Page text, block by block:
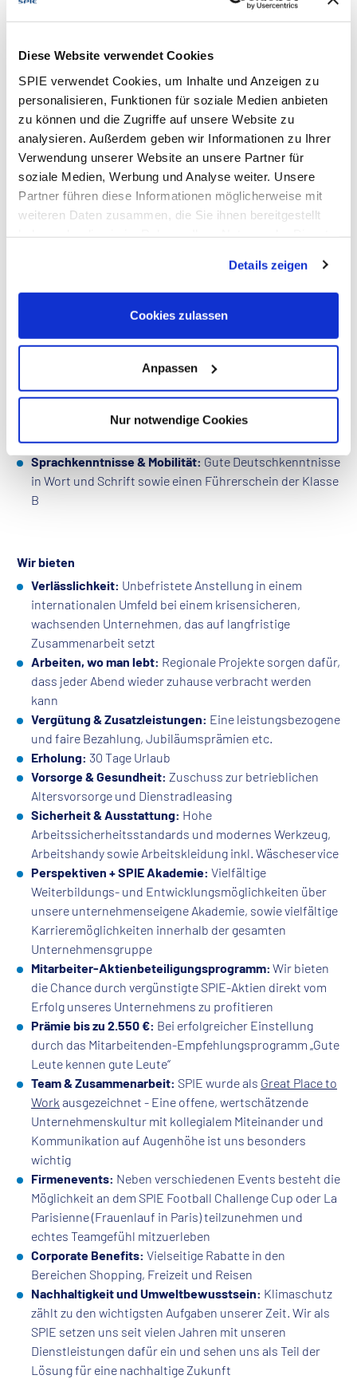
Diese Website verwendet Cookies
SPIE verwendet Cookies, um Inhalte und Anzeigen zu
personalisieren, Funktionen für soziale Medien anbieten
zu können und die Zugriffe auf unsere Website zu
analysieren. Außerdem geben wir Informationen zu Ihrer
Verwendung unserer Website an unsere Partner für
soziale Medien, Werbung und Analyse weiter. Unsere
Partner führen diese Informationen möglicherweise mit
weiteren Daten zusammen, die Sie ihnen bereitgestellt
Verarbeitung Ihrer Daten in den USA ein. Alle weiteren
Informationen zu Cookies finden Sie in unseren
Datenschutzhinweisen.
Details zeigen
Cookies zulassen
Anpassen
Nur notwendige Cookies
Ausführung von
Programmierungen im Bereich der Sicherheitstechnik
Zusammenarbeit mit der Projektleitung
Dokumentation und Arbeitssicherheit:Erstellung der
Baustellendokumentationen sowie Verantwortung für
die Einhaltung Arbeitssicherheitsvorschriften
Profil
Gebäudetechnik oder eine vergleichbare Ausbildung im
Bereich der Sicherheitstechnik
Idealerweise Berufserfahrung:
Gebäudetechnik z. B. mit Schwerpunkt auf
: Kenntnisse in den gängigen Regelwerken
wie VDE, DIN und VDS
Sprachkenntnisse & Mobilität: Gute Deutschkenntnisse
in Wort und Schrift sowie einen Führerschein der Klasse
B
Wir bieten
Verlässlichkeit: Unbefristete Anstellung in einem
internationalen Umfeld bei einem krisensicheren,
wachsenden Unternehmen, das auf langfristige
Zusammenarbeit setzt
Arbeiten, wo man lebt: Regionale Projekte sorgen dafür,
dass jeder Abend wieder zuhause verbracht werden
kann
Vergütung & Zusatzleistungen: Eine leistungsbezogene
und faire Bezahlung, Jubiläumsprämien etc.
Erholung: 30 Tage Urlaub
Vorsorge & Gesundheit: Zuschuss zur betrieblichen
Altersvorsorge und Dienstradleasing
Sicherheit & Ausstattung: Hohe
Arbeitssicherheitsstandards und modernes Werkzeug,
Arbeitshandy sowie Arbeitskleidung inkl. Wäscheservice
Perspektiven + SPIE Akademie: Vielfältige
Weiterbildungs- und Entwicklungsmöglichkeiten über
unsere unternehmenseigene Akademie, sowie vielfältige
Karrieremöglichkeiten innerhalb der gesamten
Unternehmensgruppe
Mitarbeiter-Aktienbeteiligungsprogramm: Wir bieten
die Chance durch vergünstigte SPIE-Aktien direkt vom
Erfolg unseres Unternehmens zu profitieren
Prämie bis zu 2.550 €: Bei erfolgreicher Einstellung
durch das Mitarbeitenden-Empfehlungsprogramm „Gute
Leute kennen gute Leute“
Team & Zusammenarbeit: SPIE wurde als Great Place to
Work ausgezeichnet - Eine offene, wertschätzende
Unternehmenskultur mit kollegialem Miteinander und
Kommunikation auf Augenhöhe ist uns besonders
wichtig
Firmenevents: Neben verschiedenen Events besteht die
Möglichkeit an dem SPIE Football Challenge Cup oder La
Parisienne (Frauenlauf in Paris) teilzunehmen und
echtes Teamgefühl mitzuerleben
Corporate Benefits: Vielseitige Rabatte in den
Bereichen Shopping, Freizeit und Reisen
Nachhaltigkeit und Umweltbewusstsein: Klimaschutz
zählt zu den wichtigsten Aufgaben unserer Zeit. Wir als
SPIE setzen uns seit vielen Jahren mit unseren
Dienstleistungen dafür ein und sehen uns als Teil der
Lösung für eine nachhaltige Zukunft